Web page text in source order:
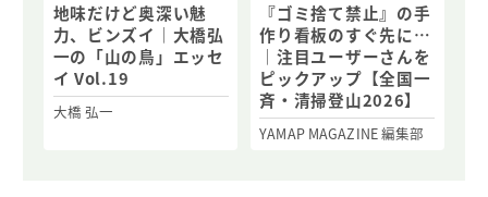
地味だけど奥深い魅
力、ビンズイ｜大橋弘
一の「山の鳥」エッセ
イ Vol.19
大橋 弘一
『ゴミ捨て禁止』の手
作り看板のすぐ先に…
｜注目ユーザーさんを
ピックアップ【全国一
斉・清掃登山2026】
YAMAP MAGAZINE 編集部